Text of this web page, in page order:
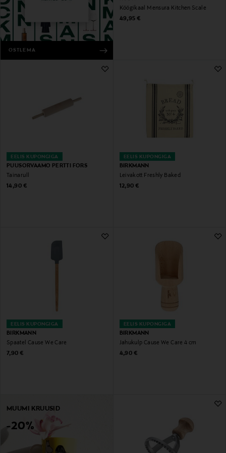
OSTLEMA
Köögikaal Mensura Kitchen Scale
Original Price
49,95 €
EELIS KUPONGIGA
PUUSORVAAMO PERTTI FORS
Tainarull
Original Price
14,90 €
EELIS KUPONGIGA
BIRKMANN
Leivakott Freshly Baked
Original Price
12,90 €
EELIS KUPONGIGA
BIRKMANN
Spaatel Cause We Care
Original Price
7,90 €
EELIS KUPONGIGA
BIRKMANN
Jahukulp Cause We Care 4 cm
Original Price
4,90 €
MUUMI KRUUSID
-20%